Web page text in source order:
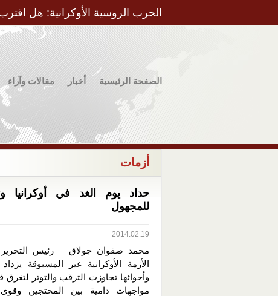
الحرب الروسية الأوكرانية: هل
الصفحة الرئيسية أخبار مقالات وآراء
أزمات
حداد يوم الغد في أوكرانيا
للمجهول
2014.02.19
محمد صفوان جولاق – رئيس
الأزمة الأوكرانية غير المسبوقة يزداد
وأجوائها تجاوزت الترقب والتوتر لتغرق
مواجهات دامية بين المحتجين وقوى